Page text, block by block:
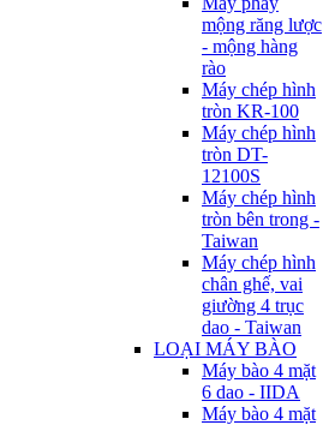
mộng răng lược
- mộng hàng
rào
Máy chép hình
tròn KR-100
Máy chép hình
tròn DT-
12100S
Máy chép hình
tròn bên trong -
Taiwan
Máy chép hình
chân ghế, vai
giường 4 trục
dao - Taiwan
LOẠI MÁY BÀO
Máy bào 4 mặt
6 dao - IIDA
Máy bào 4 mặt